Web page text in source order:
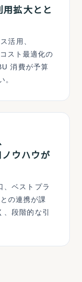
拡大とと
活用、
スト最適化の
消費が予算
。
ウハウが
、ベストプラ
の連携が課
段階的な引